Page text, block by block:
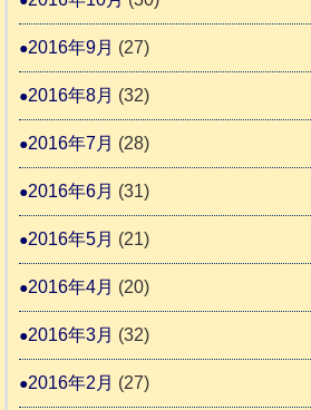
2016年9月 (27)
2016年8月 (32)
2016年7月 (28)
2016年6月 (31)
2016年5月 (21)
2016年4月 (20)
2016年3月 (32)
2016年2月 (27)